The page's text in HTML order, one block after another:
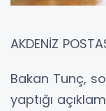
AKDENİZ
Bakan Tunç,
yaptığı